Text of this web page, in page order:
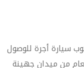
سيارة أجرة للوصول
من ميدان جهينة